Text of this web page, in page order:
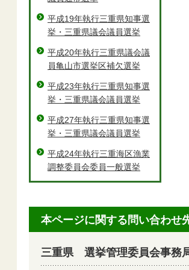
平成19年執行三重県知事選
挙・三重県議会議員選挙
平成20年執行三重県議会議
員亀山市選挙区補欠選挙
平成23年執行三重県知事選
挙・三重県議会議員選挙
平成27年執行三重県知事選
挙・三重県議会議員選挙
平成24年執行三重海区漁業
調整委員会委員一般選挙
本ページに関する問い合わせ
三重県 選挙管理委員会事務